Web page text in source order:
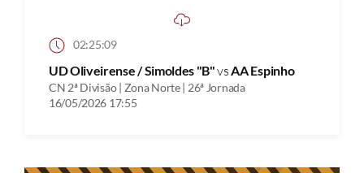
02:25:09
UD Oliveirense / Simoldes "B"vsAA Espinho
CN 2ª Divisão | Zona Norte | 26ª Jornada
16/05/2026 17:55